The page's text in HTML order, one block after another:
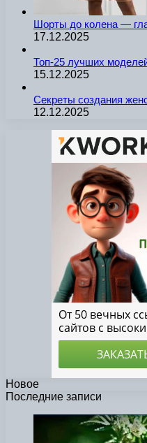
Шорты до колена —
17.12.2025
Топ-25 лучших
15.12.2025
Секреты создания
12.12.2025
Новое
Последние записи